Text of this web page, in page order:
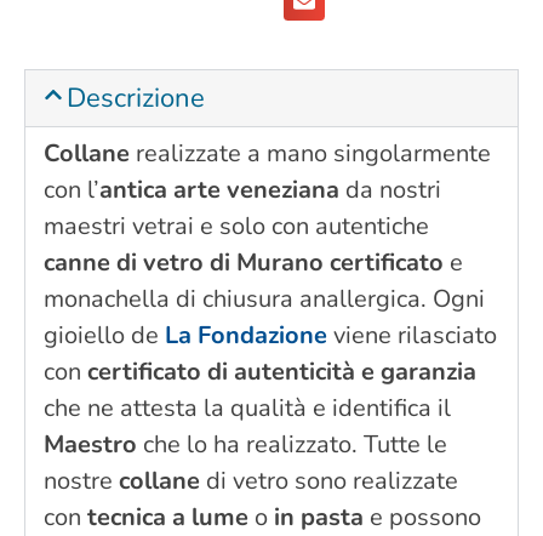
Descrizione
Collane realizzate a mano singolarmente
con l’antica arte veneziana da nostri
maestri vetrai e solo con autentiche
canne di vetro di Murano certificato e
monachella di chiusura anallergica. Ogni
gioiello de La Fondazioneviene rilasciato
con certificato di autenticità e garanzia
che ne attesta la qualità e identifica il
Maestro che lo ha realizzato. Tutte le
nostre collane di vetro sono realizzate
con tecnica a lume o in pasta e possono